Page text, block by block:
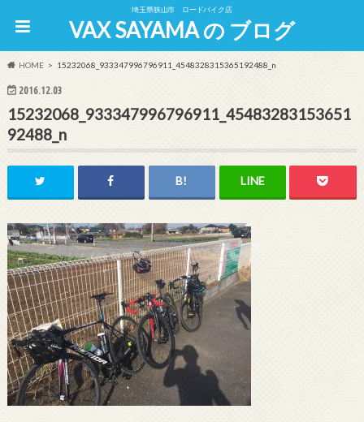
埼玉県狭山市 ロードバイク店
VAX SAYAMA の ブログ
HOME 15232068_933347996796911_4548328315365192488_n
2016.12.03
15232068_933347996796911_45483283153651
92488_n